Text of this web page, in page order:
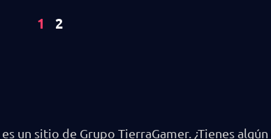
1 2
es un sitio de Grupo TierraGamer. ¿Tienes